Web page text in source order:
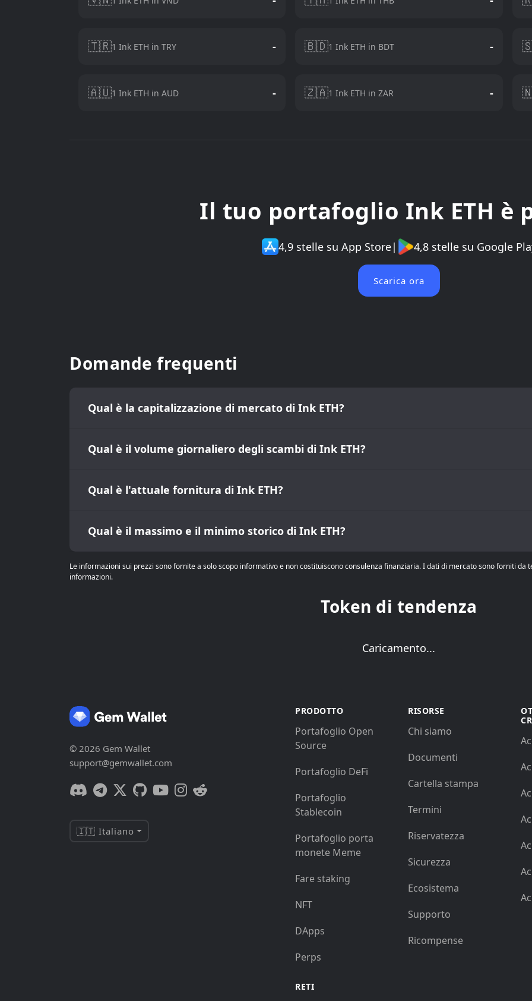
🇹🇷1 Ink ETH in TRY - 🇧🇩1 Ink ETH in BDT -
🇦🇺1 Ink ETH in AUD - 🇿🇦1 Ink ETH in ZAR -
Il tuo portafoglio Ink ETH è
4,9 stelle su App Store| 4,8 stelle su Google
Scarica ora
Domande frequenti
Qual è la capitalizzazione di mercato di Ink ETH?
Qual è il volume giornaliero degli scambi di Ink ETH?
Qual è l'attuale fornitura di Ink ETH?
Qual è il massimo e il minimo storico di Ink ETH?
Le informazioni sui prezzi sono fornite a solo scopo informativo e non costituiscono consulenza finanziaria. I dati di mercato sono forniti
informazioni.
Token di tendenza
Caricamento...
© 2026 Gem Wallet
support@gemwallet.com
🇮🇹 Italiano
PRODOTTO
Portafoglio Open
Source
Portafoglio DeFi
Portafoglio
Stablecoin
Portafoglio porta
monete Meme
Fare staking
NFT
DApps
Perps
RETI
RISORSE
Chi siamo
Documenti
Cartella stampa
Termini
Riservatezza
Sicurezza
Ecosistema
Supporto
Ricompense